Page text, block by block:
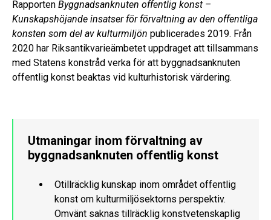
Rapporten Byggnadsanknuten offentlig konst –
Kunskapshöjande insatser för förvaltning av den offentliga
konsten som del av kulturmiljön publicerades 2019. Från
2020 har Riksantikvarieämbetet uppdraget att tillsammans
med Statens konstråd verka för att byggnadsanknuten
offentlig konst beaktas vid kulturhistorisk värdering.
Utmaningar inom förvaltning av
byggnadsanknuten offentlig konst
Otillräcklig kunskap inom området offentlig
konst om kulturmiljösektorns perspektiv.
Omvänt saknas tillräcklig konstvetenskaplig